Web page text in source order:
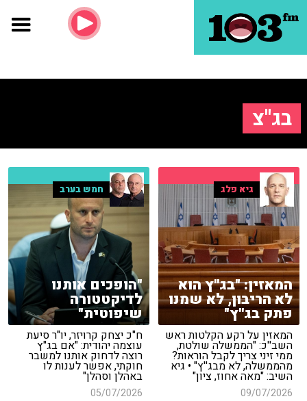
בג''צ
גיא פלג
המאזין: "בג''ץ הוא
לא הריבון, לא שמנו
פתק בג''ץ"
המאזין על רקע הקלטות ראש
השב''כ: "הממשלה שולטת,
ממי זיני צריך לקבל הוראות?
מהממשלה, לא מבג''ץ" • גיא
השיב: "מאה אחוז, ציון"
09/07/2026
חמש בערב
"הופכים אותנו
לדיקטטורה
שיפוטית"
ח"כ יצחק קרויזר, יו"ר סיעת
עוצמה יהודית: "אם בג"ץ
רוצה לדחוק אותנו למשבר
חוקתי, אפשר לענות לו
באהלן וסהלן"
05/07/2026